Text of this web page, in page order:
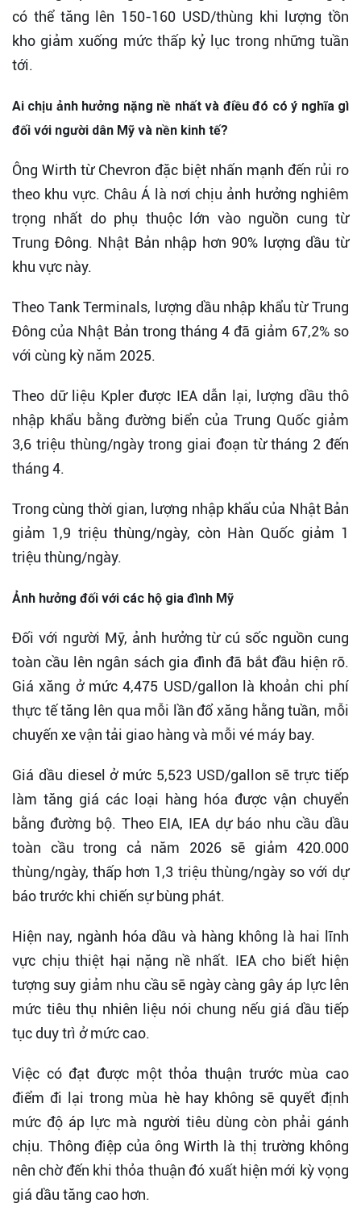
có thể tăng lên 150-160 USD/thùng khi lượng tồn
kho giảm xuống mức thấp kỷ lục trong những tuần
tới.
Ai chịu ảnh hưởng nặng nề nhất và điều đó có ý nghĩa gì
đối với người dân Mỹ và nền kinh tế?
Ông Wirth từ Chevron đặc biệt nhấn mạnh đến rủi ro
theo khu vực. Châu Á là nơi chịu ảnh hưởng nghiêm
trọng nhất do phụ thuộc lớn vào nguồn cung từ
Trung Đông. Nhật Bản nhập hơn 90% lượng dầu từ
khu vực này.
Theo Tank Terminals, lượng dầu nhập khẩu từ Trung
Đông của Nhật Bản trong tháng 4 đã giảm 67,2% so
với cùng kỳ năm 2025.
Theo dữ liệu Kpler được IEA dẫn lại, lượng dầu thô
nhập khẩu bằng đường biển của Trung Quốc giảm
3,6 triệu thùng/ngày trong giai đoạn từ tháng 2 đến
tháng 4.
Trong cùng thời gian, lượng nhập khẩu của Nhật Bản
giảm 1,9 triệu thùng/ngày, còn Hàn Quốc giảm 1
triệu thùng/ngày.
Ảnh hưởng đối với các hộ gia đình Mỹ
Đối với người Mỹ, ảnh hưởng từ cú sốc nguồn cung
toàn cầu lên ngân sách gia đình đã bắt đầu hiện rõ.
Giá xăng ở mức 4,475 USD/gallon là khoản chi phí
thực tế tăng lên qua mỗi lần đổ xăng hằng tuần, mỗi
chuyến xe vận tải giao hàng và mỗi vé máy bay.
Giá dầu diesel ở mức 5,523 USD/gallon sẽ trực tiếp
làm tăng giá các loại hàng hóa được vận chuyển
bằng đường bộ. Theo EIA, IEA dự báo nhu cầu dầu
toàn cầu trong cả năm 2026 sẽ giảm 420.000
thùng/ngày, thấp hơn 1,3 triệu thùng/ngày so với dự
báo trước khi chiến sự bùng phát.
Hiện nay, ngành hóa dầu và hàng không là hai lĩnh
vực chịu thiệt hại nặng nề nhất. IEA cho biết hiện
tượng suy giảm nhu cầu sẽ ngày càng gây áp lực lên
mức tiêu thụ nhiên liệu nói chung nếu giá dầu tiếp
tục duy trì ở mức cao.
Việc có đạt được một thỏa thuận trước mùa cao
điểm đi lại trong mùa hè hay không sẽ quyết định
mức độ áp lực mà người tiêu dùng còn phải gánh
chịu. Thông điệp của ông Wirth là thị trường không
nên chờ đến khi thỏa thuận đó xuất hiện mới kỳ vọng
giá dầu tăng cao hơn.